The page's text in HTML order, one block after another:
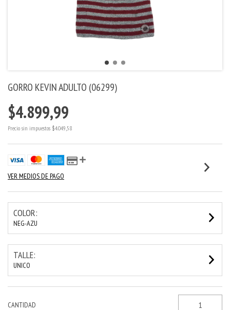
GORRO KEVIN ADULTO (06299)
$4.899,99
Precio sin impuestos $4.049,58
VER MEDIOS DE PAGO
COLOR:
NEG-AZU
TALLE:
UNICO
CANTIDAD